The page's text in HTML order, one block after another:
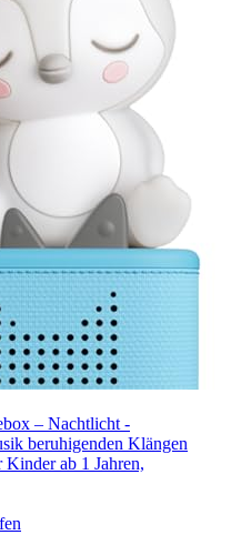
– Nachtlicht -
beruhigenden Klängen
ab 1 Jahren,